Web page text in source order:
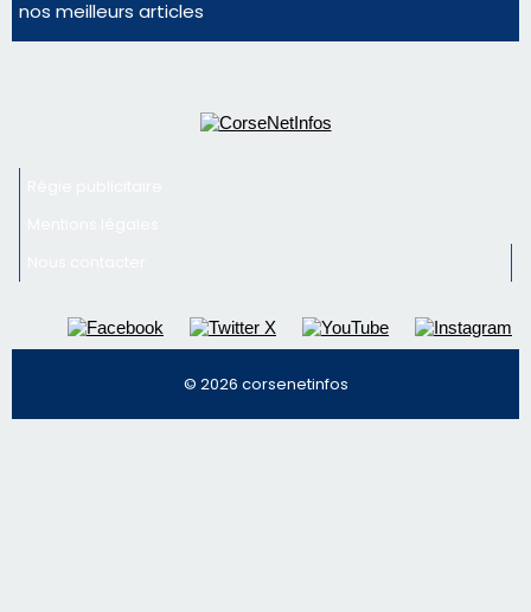
Mentions légales
Nous contacter